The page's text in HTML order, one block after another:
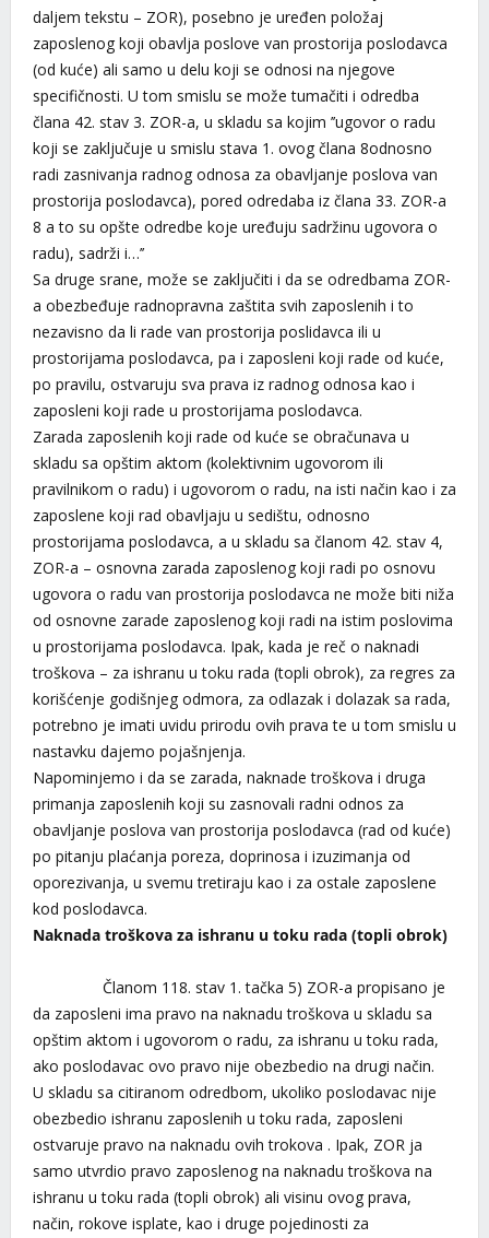
daljem tekstu – ZOR), posebno je uređen položaj
zaposlenog koji obavlja poslove van prostorija poslodavca
(od kuće) ali samo u delu koji se odnosi na njegove
specifičnosti. U tom smislu se može tumačiti i odredba
člana 42. stav 3. ZOR-a, u skladu sa kojim ’’ugovor o radu
koji se zaključuje u smislu stava 1. ovog člana 8odnosno
radi zasnivanja radnog odnosa za obavljanje poslova van
prostorija poslodavca), pored odredaba iz člana 33. ZOR-a
8 a to su opšte odredbe koje uređuju sadržinu ugovora o
radu), sadrži i…’’
Sa druge srane, može se zaključiti i da se odredbama ZOR-
a obezbeđuje radnopravna zaštita svih zaposlenih i to
nezavisno da li rade van prostorija poslidavca ili u
prostorijama poslodavca, pa i zaposleni koji rade od kuće,
po pravilu, ostvaruju sva prava iz radnog odnosa kao i
zaposleni koji rade u prostorijama poslodavca.
Zarada zaposlenih koji rade od kuće se obračunava u
skladu sa opštim aktom (kolektivnim ugovorom ili
pravilnikom o radu) i ugovorom o radu, na isti način kao i za
zaposlene koji rad obavljaju u sedištu, odnosno
prostorijama poslodavca, a u skladu sa članom 42. stav 4,
ZOR-a – osnovna zarada zaposlenog koji radi po osnovu
ugovora o radu van prostorija poslodavca ne može biti niža
od osnovne zarade zaposlenog koji radi na istim poslovima
u prostorijama poslodavca. Ipak, kada je reč o naknadi
troškova – za ishranu u toku rada (topli obrok), za regres za
korišćenje godišnjeg odmora, za odlazak i dolazak sa rada,
potrebno je imati uvidu prirodu ovih prava te u tom smislu u
nastavku dajemo pojašnjenja.
Napominjemo i da se zarada, naknade troškova i druga
primanja zaposlenih koji su zasnovali radni odnos za
obavljanje poslova van prostorija poslodavca (rad od kuće)
po pitanju plaćanja poreza, doprinosa i izuzimanja od
oporezivanja, u svemu tretiraju kao i za ostale zaposlene
kod poslodavca.
Naknada troškova za ishranu u toku rada (topli obrok)
Članom 118. stav 1. tačka 5) ZOR-a propisano je
da zaposleni ima pravo na naknadu troškova u skladu sa
opštim aktom i ugovorom o radu, za ishranu u toku rada,
ako poslodavac ovo pravo nije obezbedio na drugi način.
U skladu sa citiranom odredbom, ukoliko poslodavac nije
obezbedio ishranu zaposlenih u toku rada, zaposleni
ostvaruje pravo na naknadu ovih trokova . Ipak, ZOR ja
samo utvrdio pravo zaposlenog na naknadu troškova na
ishranu u toku rada (topli obrok) ali visinu ovog prava,
način, rokove isplate, kao i druge pojedinosti za